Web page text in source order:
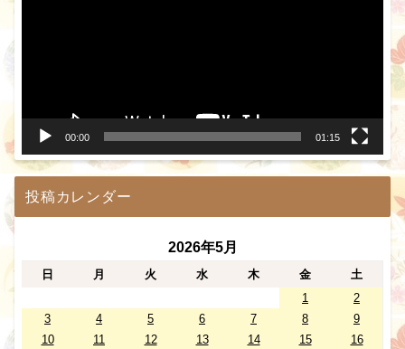
00:00 01:15
投稿カレンダー
2026年5月
日 月 火 水 木 金
土
1
2
3
4 5 6 7 8
9
10
11 12 13 14 15
16